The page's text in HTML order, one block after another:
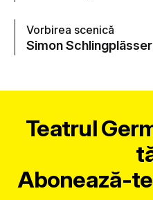
Vorbirea scenică
Simon Schlingplässer
Teatrul
Abonează-